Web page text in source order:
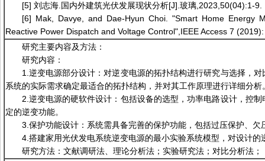
[5] 刘志海.国内外建筑光伏发展现状分析[J].玻璃,2023,50(04):1-9.
[6] Mak, Davye, and Dae-Hyun Choi. "Smart Home Energy
Reactive Power Dispatch and Voltage Control",IEEE Access 7
研究主要内容及方法：
研究内容：
1.逆变电源部分设计：对逆变电源的拓扑结构进行研究与选择，
系统的实际需求确定最适合的拓扑结构，并对其工作原理进行详细分析
2.逆变电源的硬软件设计：包括设备的选型，功率电路设计，控
定的逆变功能。
3.保护功能设计：系统需具备完善的保护功能，包括过压保护、
4.搭建家用光伏发电系统逆变电源的最小实验系统模型，对设计
研究方法：文献调研法、理论分析法；实验研究法；对比分析法；